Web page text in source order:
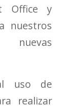
Office y
nuestros
uso de
realizar